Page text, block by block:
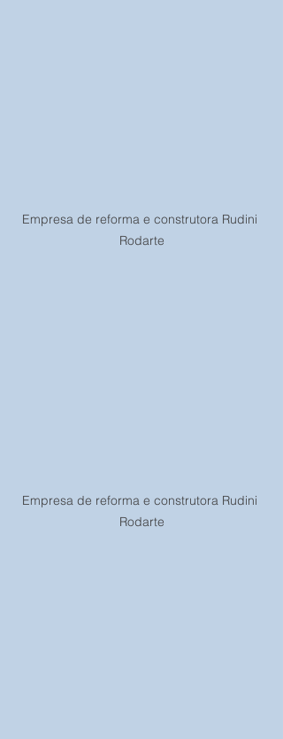
Empresa de reforma e construtora Rudini
Rodarte
Empresa de reforma e construtora Rudini
Rodarte